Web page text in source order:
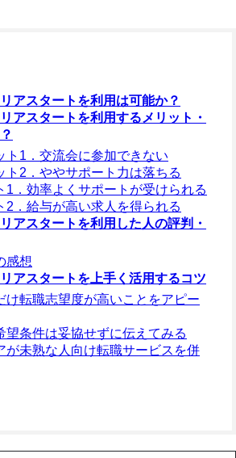
アスタートを利用は可能か？
アスタートを利用するメリット・
ト1．交流会に参加できない
ト2．ややサポート力は落ちる
1．効率よくサポートが受けられる
2．給与が高い求人を得られる
アスタートを利用した人の評判・
感想
アスタートを上手く活用するコツ
け転職志望度が高いことをアピー
望条件は妥協せずに伝えてみる
が未熟な人向け転職サービスを併